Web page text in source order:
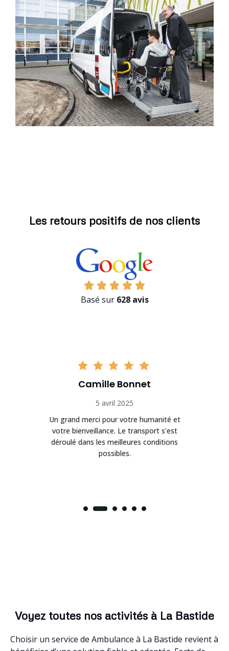
Les retours positifs de nos clients
Basé sur 628 avis
Camille Bonnet
5 avril 2025
Un grand merci pour votre humanité et
votre bienveillance. Le transport s'est
déroulé dans les meilleures conditions
possibles.
Voyez toutes nos activités à La Bastide
Choisir un service de Ambulance à La Bastide revient à